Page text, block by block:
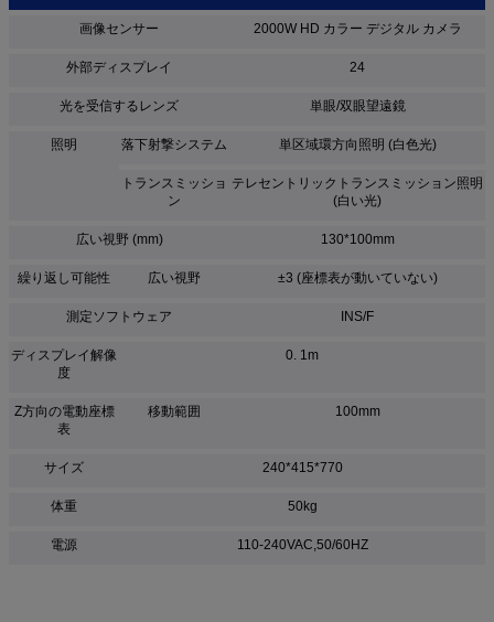
画像センサー 2000W HD カラー デジタル カメラ
外部ディスプレイ 24
光を受信するレンズ 単眼/双眼望遠鏡
照明 落下射撃システム 単区域環方向照明 (白色光)
トランスミッショ
ン
テレセントリックトランスミッション照明
(白い光)
広い視野 (mm) 130*100mm
繰り返し可能性 広い視野 ±3 (座標表が動いていない)
測定ソフトウェア INS/F
ディスプレイ解像
度
0. 1m
Z方向の電動座標
表
移動範囲 100mm
サイズ 240*415*770
体重 50kg
電源 110-240VAC,50/60HZ